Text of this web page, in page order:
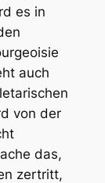
es in
auch
von der
das,
zertritt,